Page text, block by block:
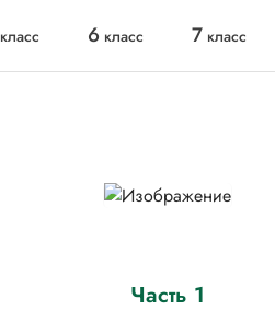
класс 6 класс 7 класс
Часть 1